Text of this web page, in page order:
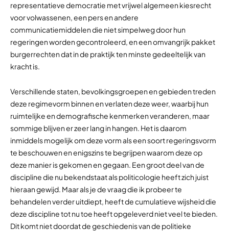
representatieve democratie met vrijwel algemeen kiesrecht
voor volwassenen, een pers en andere
communicatiemiddelen die niet simpelweg door hun
regeringen worden gecontroleerd, en een omvangrijk pakket
burgerrechten dat in de praktijk ten minste gedeeltelijk van
kracht is.
Verschillende staten, bevolkingsgroepen en gebieden treden
deze regimevorm binnen en verlaten deze weer, waarbij hun
ruimtelijke en demografische kenmerken veranderen, maar
sommige blijven er zeer lang in hangen. Het is daarom
inmiddels mogelijk om deze vorm als een soort regeringsvorm
te beschouwen en enigszins te begrijpen waarom deze op
deze manier is gekomen en gegaan. Een groot deel van de
discipline die nu bekendstaat als politicologie heeft zich juist
hieraan gewijd. Maar als je de vraag die ik probeer te
behandelen verder uitdiept, heeft de cumulatieve wijsheid die
deze discipline tot nu toe heeft opgeleverd niet veel te bieden.
Dit komt niet doordat de geschiedenis van de politieke